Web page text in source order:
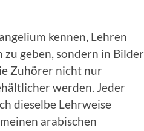
kennen, Lehren
geben, sondern in Bilder
Zuhörer nicht nur
werden. Jeder
dieselbe Lehrweise
arabischen